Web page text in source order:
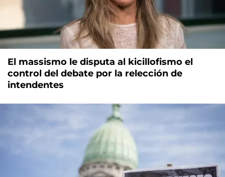
El massismo le disputa al kicillofismo el
control del debate por la relección de
intendentes